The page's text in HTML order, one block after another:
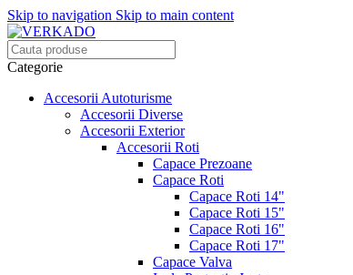
Skip to navigation Skip to main content
Categorie
Accesorii Autoturisme
Accesorii Diverse
Accesorii Exterior
Accesorii Roti
Capace Prezoane
Capace Roti
Capace Roti 14"
Capace Roti 15"
Capace Roti 16"
Capace Roti 17"
Capace Valva